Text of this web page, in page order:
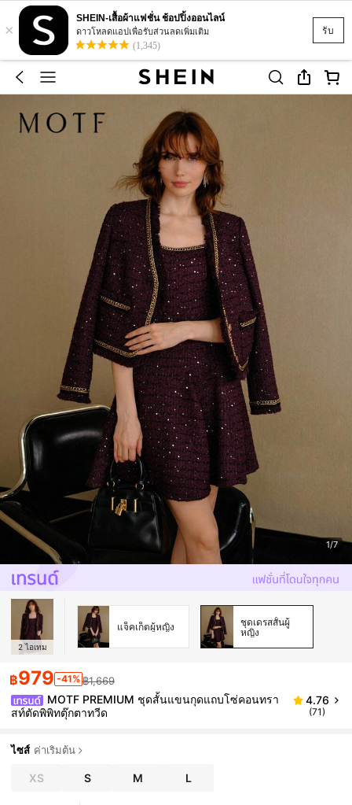
รับ
×
SHEIN-เสื้อผ้าแฟชั่น ช้อปปิ้งออนไลน์
ดาวโหลดแอปเพื่อรับส่วนลดเพิ่มเติม
(1,345)
1/7
2 ไอเทม
แจ็คเก็ตผู้หญิง
ชุดเดรสสั้นผู้
หญิง
฿979 -41% ฿1,669
MOTF PREMIUM ชุดสั้นแขนกุดแถบโซ่คอนทรา
สท์ตัดพิพิทตุ๊กตาทวีด
4.76
(71)
ไซส์ ค่าเริ่มต้น
XS S M L